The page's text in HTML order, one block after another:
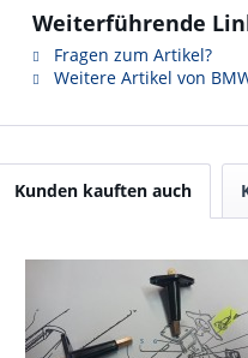
Weiterführende
Fragen zum Artikel?
Weitere Artikel von
Kunden kauften auch